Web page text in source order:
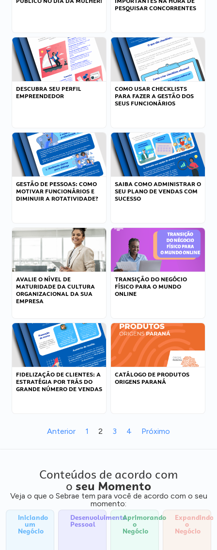
PESQUISAR CONCORRENTES
DESCUBRA SEU PERFIL
EMPREENDEDOR
COMO USAR CHECKLISTS
PARA FAZER A GESTÃO DOS
SEUS FUNCIONÁRIOS
GESTÃO DE PESSOAS: COMO
MOTIVAR FUNCIONÁRIOS E
DIMINUIR A ROTATIVIDADE?
SAIBA COMO ADMINISTRAR O
SEU PLANO DE VENDAS COM
SUCESSO
AVALIE O NÍVEL DE
MATURIDADE DA CULTURA
ORGANIZACIONAL DA SUA
EMPRESA
TRANSIÇÃO DO NEGÓCIO
FÍSICO PARA O MUNDO
ONLINE
FIDELIZAÇÃO DE CLIENTES: A
ESTRATÉGIA POR TRÁS DO
GRANDE NÚMERO DE VENDAS
CATÁLOGO DE PRODUTOS
ORIGENS PARANÁ
Anterior 1 2 3 4 Próximo
Conteúdos de acordo com
o seu Momento
Veja o que o Sebrae tem para você de acordo com o seu
momento:
Iniciando
um
Negócio
Desenvolvimento
Pessoal
Aprimorando
o
Negócio
Expandindo
o
Negócio